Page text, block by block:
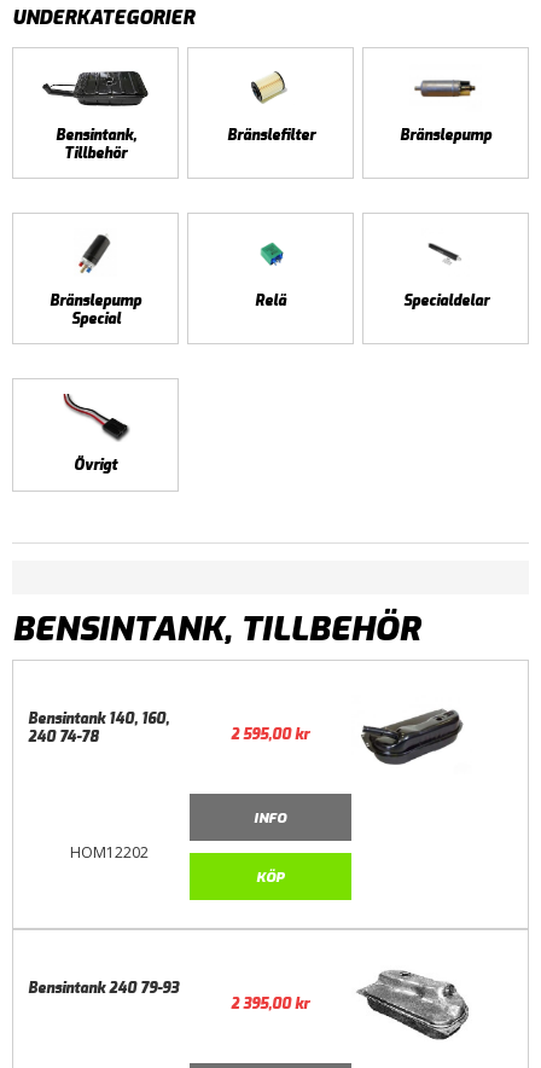
UNDERKATEGORIER
Bensintank,
Tillbehör
Bränslefilter Bränslepump
Bränslepump
Special
Relä Specialdelar
Övrigt
BENSINTANK, TILLBEHÖR
HOM12202
Bensintank 140, 160,
240 74-78
2 595,00kr
INFO
KÖP
Bensintank 240 79-93
2 395,00kr